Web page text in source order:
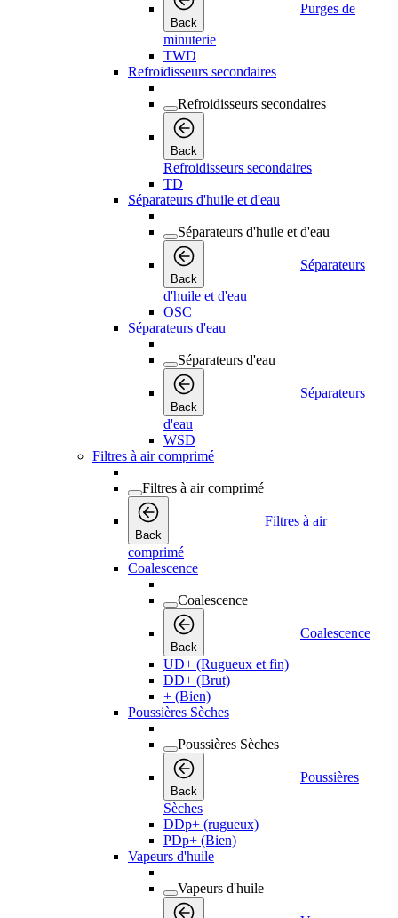
Back
Purges de
minuterie
TWD
Refroidisseurs secondaires
Refroidisseurs secondaires
Back
Refroidisseurs secondaires
TD
Séparateurs d'huile et d'eau
Séparateurs d'huile et d'eau
Back
Séparateurs
d'huile et d'eau
OSC
Séparateurs d'eau
Séparateurs d'eau
Back
Séparateurs
d'eau
WSD
Filtres à air comprimé
Filtres à air comprimé
Back
Filtres à air
comprimé
Coalescence
Coalescence
Back
Coalescence
UD+ (Rugueux et fin)
DD+ (Brut)
+ (Bien)
Poussières Sèches
Poussières Sèches
Back
Poussières
Sèches
DDp+ (rugueux)
PDp+ (Bien)
Vapeurs d'huile
Vapeurs d'huile